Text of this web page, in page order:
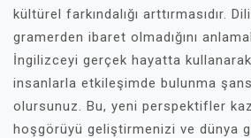
kültürel farkındalığı arttırmasıdır.
gramerden ibaret olmadığını
İngilizceyi gerçek hayatta
insanlarla etkileşimde bulunma
olursunuz. Bu, yeni perspektifler
hoşgörüyü geliştirmenizi ve dünya